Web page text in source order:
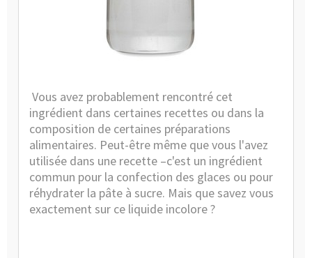
Vous avez probablement rencontré cet
ingrédient dans certaines recettes ou dans la
composition de certaines préparations
alimentaires. Peut-être même que vous l'avez
utilisée dans une recette –c'est un ingrédient
commun pour la confection des glaces ou pour
réhydrater la pâte à sucre. Mais que savez vous
exactement sur ce liquide incolore ?